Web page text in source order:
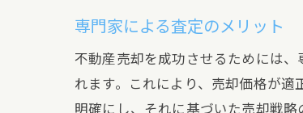
専門家による査定のメリット
不動産売却を成功させるためには
れます。これにより、売却価格が
明確にし、それに基づいた売却戦